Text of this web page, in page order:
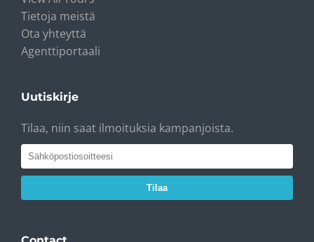
Tietoja meistä
Ota yhteyttä
Agenttiportaali
Uutiskirje
Tilaa, niin saat ilmoituksia kampanjoista.
Tilaa